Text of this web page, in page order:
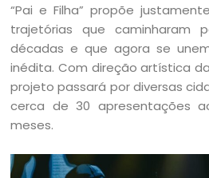
“Pai e Filha” propõe
trajetórias que caminharam
décadas e que agora se
inédita. Com direção artística da
projeto passará por diversas
cerca de 30 apresentações
meses.